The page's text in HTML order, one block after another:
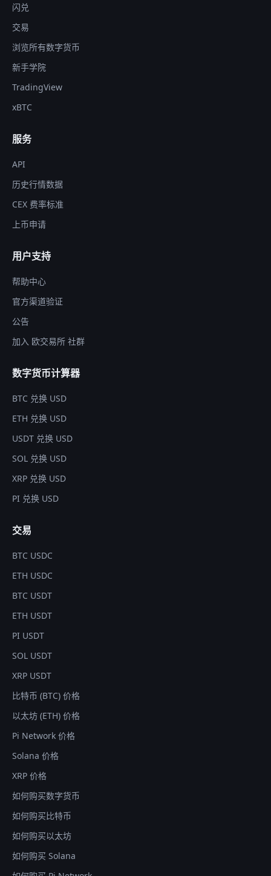
闪兑
交易
浏览所有数字货币
新手学院
TradingView
xBTC
服务
API
历史行情数据
CEX 费率标准
上币申请
用户支持
帮助中心
官方渠道验证
公告
加入 欧交易所 社群
数字货币计算器
BTC 兑换 USD
ETH 兑换 USD
USDT 兑换 USD
SOL 兑换 USD
XRP 兑换 USD
PI 兑换 USD
交易
BTC USDC
ETH USDC
BTC USDT
ETH USDT
PI USDT
SOL USDT
XRP USDT
比特币 (BTC) 价格
以太坊 (ETH) 价格
Pi Network 价格
Solana 价格
XRP 价格
如何购买数字货币
如何购买比特币
如何购买以太坊
如何购买 Solana